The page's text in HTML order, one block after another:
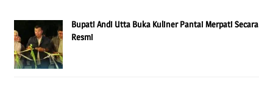
Bupati Andi Utta Buka Kuliner Pantai Merpati Secara
Resmi